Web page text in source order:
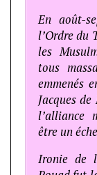
En août-
l’Ordre du
les
tous
emmenés
Jacques
l’alliance
être un
Ironie de